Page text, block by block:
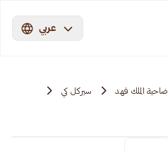
عربي
ضاحية الملك فهد
سيركل كي